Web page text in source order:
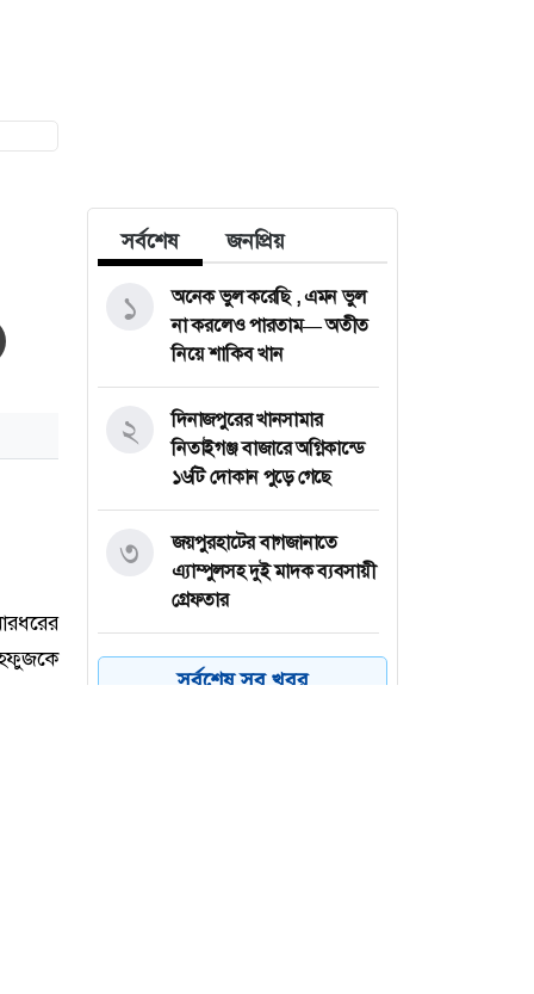
সর্বশেষ জনপ্রিয়
অনেক ভুল করেছি , এমন ভুল
না করলেও পারতাম— অতীত
নিয়ে শাকিব খান
১
দিনাজপুরের খানসামার
নিতাইগঞ্জ বাজারে অগ্নিকান্ডে
১৬টি দোকান পুড়ে গেছে
২
জয়পুরহাটের বাগজানাতে
এ্যাম্পুলসহ দুই মাদক ব্যবসায়ী
গ্রেফতার
৩
সাতক্ষীরায় পাইলস অপারেশনে
সর্বশেষ সব খবর